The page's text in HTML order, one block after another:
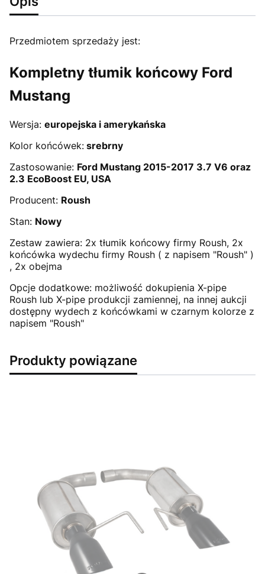
Przedmiotem sprzedaży jest:
Kompletny tłumik końcowy Ford
Mustang
Wersja: europejska i amerykańska
Kolor końcówek: srebrny
Zastosowanie: Ford Mustang 2015-2017 3.7 V6 oraz
2.3 EcoBoost EU, USA
Producent: Roush
Stan: Nowy
Zestaw zawiera: 2x tłumik końcowy firmy Roush, 2x
końcówka wydechu firmy Roush ( z napisem "Roush" )
, 2x obejma
Opcje dodatkowe: możliwość dokupienia X-pipe
Roush lub X-pipe produkcji zamiennej, na innej aukcji
dostępny wydech z końcówkami w czarnym kolorze z
napisem "Roush"
Produkty powiązane